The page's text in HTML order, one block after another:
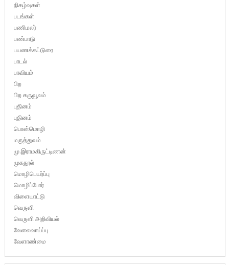
நிகழ்வுகள்
படங்கள்
பணிமலர்
பண்பாடு
பயணக்கட்டுரை
பாடல்
பாவியம்
பிற
பிற கருவூலம்
புதினம்
புதினம்
பொன்மொழி
மருத்துவம்
மு.இராமகிருட்டிணன்
முகநூல்
மொழிபெயர்ப்பு
மொழிப்போர்
விளையாட்டு
வெருளி
வெருளி அறிவியல்
வேலைவாய்ப்பு
வேளாண்மை